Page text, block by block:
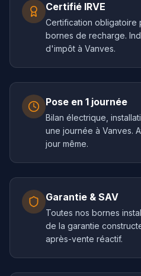
Certifié IRVE
Certification obligatoire
bornes de recharge.
d'impôt à Vanves.
Pose en 1 journée
Bilan électrique,
une journée à Vanves.
jour même.
Garantie & SAV
Toutes nos bornes
de la garantie
après-vente réactif.